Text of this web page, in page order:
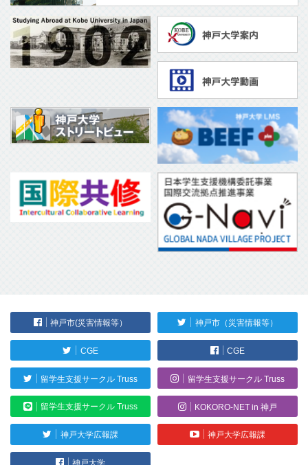
神戸市(災害情報等） 神戸市（災害情報等）
CGE CGE
留学生支援サークル Truss 留学生支援サークル Truss
留学生支援サークル Truss KOKORO-NET in 神戸
神戸大学広報課 神戸大学広報課
神戸大学